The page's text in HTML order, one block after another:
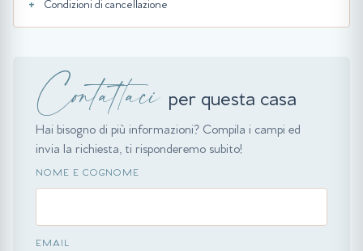
Condizioni di cancellazione
Contattaci per questa casa
Hai bisogno di più informazioni? Compila i campi ed
invia la richiesta, ti risponderemo subito!
NOME E COGNOME
EMAIL